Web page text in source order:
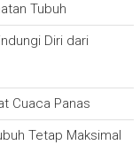
Tubuh
Diri dari
Cuaca Panas
Tetap Maksimal